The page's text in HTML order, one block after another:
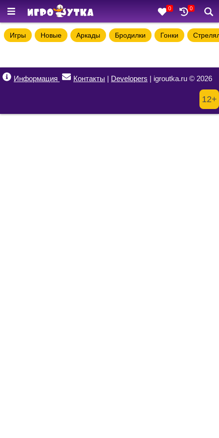
0 0
Игры Новые Аркады Бродилки Гонки
Информация Контакты | Developers | igroutka.ru © 2026
12+